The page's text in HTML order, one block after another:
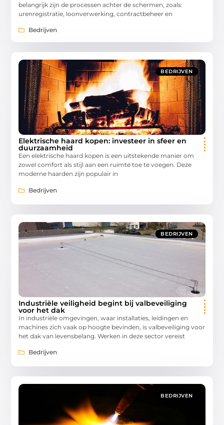
belangrijk zijn de processen achter de schermen, zoals:
urenregistratie, loonverwerking, contractbeheer en
Bedrijven
BEDRIJVEN
Elektrische haard kopen: investeer in sfeer en
duurzaamheid
Een elektrische haard kopen is een uitstekende manier om
zowel comfort als stijl aan een ruimte toe te voegen. Deze
moderne haarden zijn populair in
Bedrijven
BEDRIJVEN
Industriële veiligheid begint bij valbeveiliging
voor het dak
In industriële omgevingen, waar installaties, leidingen en
machines zich vaak op hoogte bevinden, is valbeveiliging voor
het dak van levensbelang. Werken in deze sector vereist
Bedrijven
BEDRIJVEN